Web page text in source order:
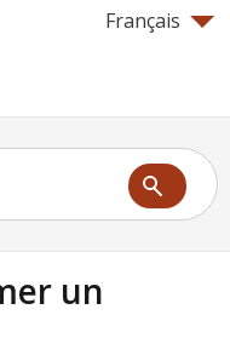
Français
un